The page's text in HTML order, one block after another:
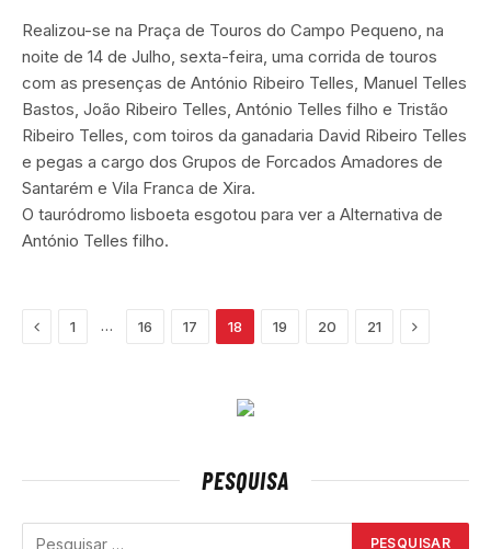
Realizou-se na Praça de Touros do Campo Pequeno, na
noite de 14 de Julho, sexta-feira, uma corrida de touros
com as presenças de António Ribeiro Telles, Manuel Telles
Bastos, João Ribeiro Telles, António Telles filho e Tristão
Ribeiro Telles, com toiros da ganadaria David Ribeiro Telles
e pegas a cargo dos Grupos de Forcados Amadores de
Santarém e Vila Franca de Xira.
O tauródromo lisboeta esgotou para ver a Alternativa de
António Telles filho.
Previous
1 … 16 17 18 19 20 21 Next
PESQUISA